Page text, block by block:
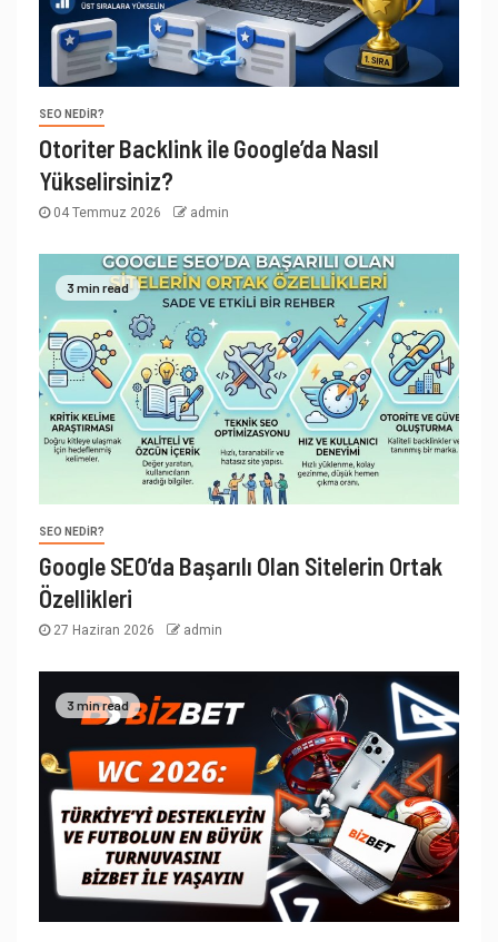
SEO NEDIR?
Otoriter Backlink ile Google’da Nasıl
Yükselirsiniz?
04 Temmuz 2026 admin
3 min read
SEO NEDIR?
Google SEO’da Başarılı Olan Sitelerin Ortak
Özellikleri
27 Haziran 2026 admin
3 min read